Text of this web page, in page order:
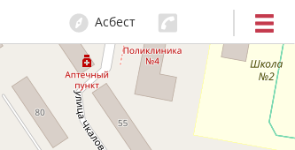
Асбест